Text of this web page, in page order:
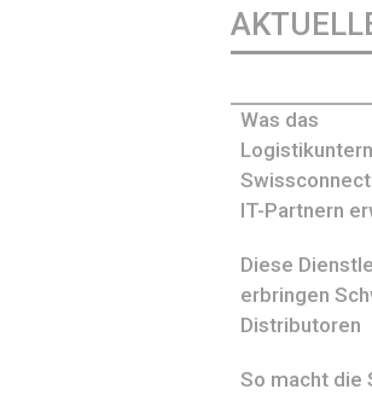
Was das
IT-Partnern
Diese
erbringen
Distributoren
So macht die